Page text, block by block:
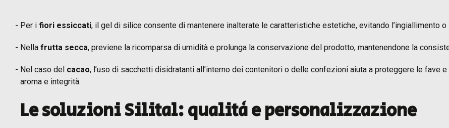
Per i fiori essiccati, il gel di silice consente di mantenere inalterate le caratteristiche estetiche, evitando l’ingiallimento
Nella frutta secca, previene la ricomparsa di umidità e prolunga la conservazione del prodotto, mantenendone la
Nel caso del cacao, l’uso di sacchetti disidratanti all’interno dei contenitori o delle confezioni aiuta a proteggere le fave
aroma e integrità.
Le soluzioni Silital: qualità e personalizzazione